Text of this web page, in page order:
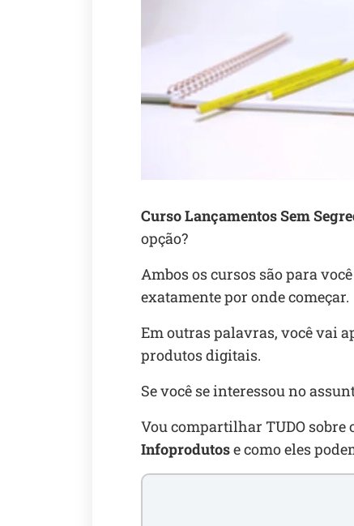
Curso Lançamentos Sem
opção?
Ambos os cursos são para
exatamente por onde começar.
Em outras palavras, você vai
produtos digitais.
Se você se interessou no
Vou compartilhar TUDO sobre
Infoprodutose como eles